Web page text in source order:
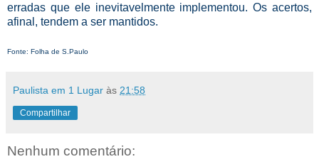
erradas que ele inevitavelmente implementou. Os acertos,
afinal, tendem a ser mantidos.
Fonte: Folha de S.Paulo
Paulista em 1 Lugar às 21:58
Compartilhar
Nenhum comentário: